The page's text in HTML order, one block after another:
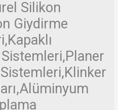
Silikon
Giydirme